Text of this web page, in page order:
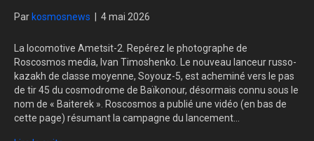
Par kosmosnews 4 mai 2026
La locomotive Ametsit-2. Repérez le photographe de
Roscosmos media, Ivan Timoshenko. Le nouveau lanceur russo-
kazakh de classe moyenne, Soyouz-5, est acheminé vers le pas
de tir 45 du cosmodrome de Baïkonour, désormais connu sous le
nom de « Baiterek ». Roscosmos a publié une vidéo (en bas de
cette page) résumant la campagne du lancement…